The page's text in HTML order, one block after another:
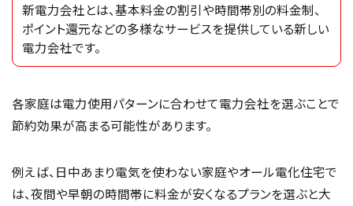
新電力会社とは、基本料金の割引や時間帯別の料金制、
ポイント還元などの多様なサービスを提供している新しい
電力会社です。
各家庭は電力使用パターンに合わせて電力会社を選ぶことで
節約効果が高まる可能性があります。
例えば、日中あまり電気を使わない家庭やオール電化住宅で
は、夜間や早朝の時間帯に料金が安くなるプランを選ぶと大